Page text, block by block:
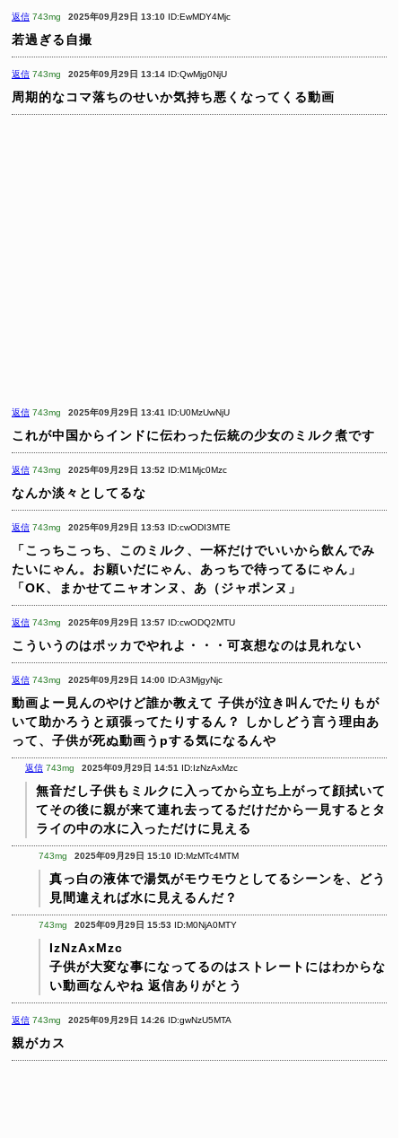
返信 743mg 2025年09月29日 13:10 ID:EwMDY4Mjc
若過ぎる自撮
返信 743mg 2025年09月29日 13:14 ID:QwMjg0NjU
周期的なコマ落ちのせいか気持ち悪くなってくる動画
返信 743mg 2025年09月29日 13:41 ID:U0MzUwNjU
これが中国からインドに伝わった伝統の少女のミルク煮です
返信 743mg 2025年09月29日 13:52 ID:M1Mjc0Mzc
なんか淡々としてるな
返信 743mg 2025年09月29日 13:53 ID:cwODI3MTE
「こっちこっち、このミルク、一杯だけでいいから飲んでみ
たいにゃん。お願いだにゃん、あっちで待ってるにゃん」
「OK、まかせてニャオンヌ、あ（ジャポンヌ」
返信 743mg 2025年09月29日 13:57 ID:cwODQ2MTU
こういうのはポッカでやれよ・・・可哀想なのは見れない
返信 743mg 2025年09月29日 14:00 ID:A3MjgyNjc
動画よー見んのやけど誰か教えて 子供が泣き叫んでたりもが
いて助かろうと頑張ってたりするん？
しかしどう言う理由あ
って、子供が死ぬ動画うpする気になるんや
返信 743mg 2025年09月29日 14:51 ID:IzNzAxMzc
無音だし子供もミルクに入ってから立ち上がって顔拭いて
てその後に親が来て連れ去ってるだけだから一見するとタ
ライの中の水に入っただけに見える
743mg 2025年09月29日 15:10 ID:MzMTc4MTM
真っ白の液体で湯気がモウモウとしてるシーンを、どう
見間違えれば水に見えるんだ？
743mg 2025年09月29日 15:53 ID:M0NjA0MTY
IzNzAxMzc
子供が大変な事になってるのはストレートにはわからな
い動画なんやね 返信ありがとう
返信 743mg 2025年09月29日 14:26 ID:gwNzU5MTA
親がカス